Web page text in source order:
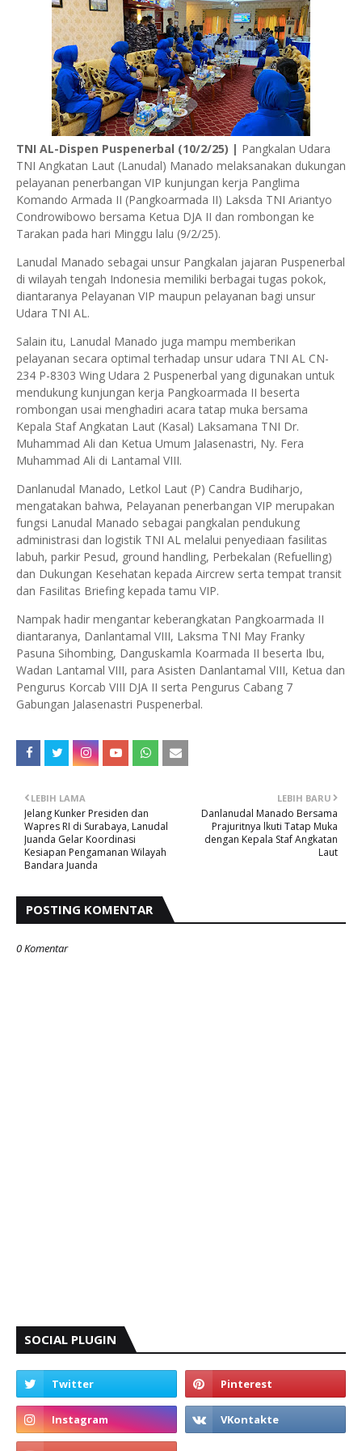
TNI AL-Dispen Puspenerbal (10/2/25) | Pangkalan Udara
TNI Angkatan Laut (Lanudal) Manado melaksanakan dukungan
pelayanan penerbangan VIP kunjungan kerja Panglima
Komando Armada II (Pangkoarmada II) Laksda TNI Ariantyo
Condrowibowo bersama Ketua DJA II dan rombongan ke
Tarakan pada hari Minggu lalu (9/2/25).
Lanudal Manado sebagai unsur Pangkalan jajaran Puspenerbal
di wilayah tengah Indonesia memiliki berbagai tugas pokok,
diantaranya Pelayanan VIP maupun pelayanan bagi unsur
Udara TNI AL.
Salain itu, Lanudal Manado juga mampu memberikan
pelayanan secara optimal terhadap unsur udara TNI AL CN-
234 P-8303 Wing Udara 2 Puspenerbal yang digunakan untuk
mendukung kunjungan kerja Pangkoarmada II beserta
rombongan usai menghadiri acara tatap muka bersama
Kepala Staf Angkatan Laut (Kasal) Laksamana TNI Dr.
Muhammad Ali dan Ketua Umum Jalasenastri, Ny. Fera
Muhammad Ali di Lantamal VIII.
Danlanudal Manado, Letkol Laut (P) Candra Budiharjo,
mengatakan bahwa, Pelayanan penerbangan VIP merupakan
fungsi Lanudal Manado sebagai pangkalan pendukung
administrasi dan logistik TNI AL melalui penyediaan fasilitas
labuh, parkir Pesud, ground handling, Perbekalan (Refuelling)
dan Dukungan Kesehatan kepada Aircrew serta tempat transit
dan Fasilitas Briefing kepada tamu VIP.
Nampak hadir mengantar keberangkatan Pangkoarmada II
diantaranya, Danlantamal VIII, Laksma TNI May Franky
Pasuna Sihombing, Danguskamla Koarmada II beserta Ibu,
Wadan Lantamal VIII, para Asisten Danlantamal VIII, Ketua dan
Pengurus Korcab VIII DJA II serta Pengurus Cabang 7
Gabungan Jalasenastri Puspenerbal.
LEBIH BARU
Danlanudal Manado Bersama
Prajuritnya lkuti Tatap Muka
dengan Kepala Staf Angkatan
Laut
LEBIH LAMA
Jelang Kunker Presiden dan
Wapres RI di Surabaya, Lanudal
Juanda Gelar Koordinasi
Kesiapan Pengamanan Wilayah
Bandara Juanda
POSTING KOMENTAR
0 Komentar
SOCIAL PLUGIN